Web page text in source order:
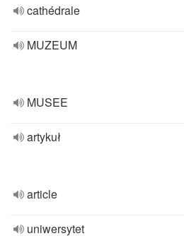
cathédrale
MUZEUM
MUSEE
artykuł
article
uniwersytet